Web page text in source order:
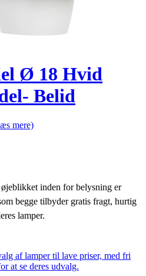
Ø 18 Hvid
Belid
mere)
inden for belysning er
begge tilbyder gratis fragt, hurtig
lamper.
af lamper til lave priser, med fri
at se deres udvalg.